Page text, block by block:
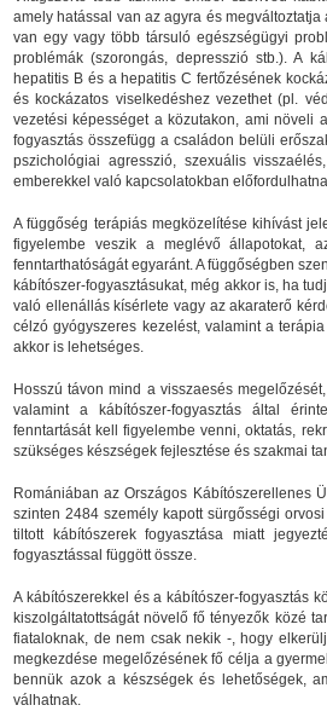
amely hatással van az agyra és
van egy vagy több társuló egészségügyi
problémák (szorongás, depresszió stb.). A
hepatitis B és a hepatitis C fertőzésének
és kockázatos viselkedéshez vezethet (pl.
vezetési képességet a közutakon, ami növeli
fogyasztás összefügg a családon belüli
pszichológiai agresszió, szexuális
emberekkel való kapcsolatokban
A függőség terápiás megközelítése kihívást
figyelembe veszik a meglévő állapotokat,
fenntarthatóságát egyaránt. A függőségben
kábítószer-fogyasztásukat, még akkor is, ha
való ellenállás kísérlete vagy az akaraterő
célzó gyógyszeres kezelést, valamint a
akkor is lehetséges.
Hosszú távon mind a visszaesés
valamint a kábítószer-fogyasztás által
fenntartását kell figyelembe venni, oktatás,
szükséges készségek fejlesztése és szakmai
Romániában az Országos Kábítószerellenes
szinten 2484 személy kapott sürgősségi
tiltott kábítószerek fogyasztása miatt
fogyasztással függött össze.
A kábítószerekkel és a kábítószer-fogyasztás
kiszolgáltatottságát növelő fő tényezők közé
fiataloknak, de nem csak nekik -, hogy
megkezdése megelőzésének fő célja a
bennük azok a készségek és lehetőségek,
válhatnak.